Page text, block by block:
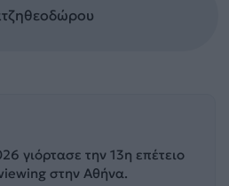
γιόρτασε την 13η επέτειο
στην Αθήνα.